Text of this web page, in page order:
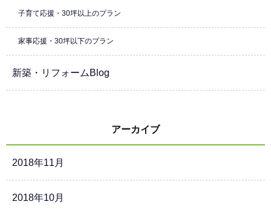
子育て応援・30坪以上のプラン
家事応援・30坪以下のプラン
新築・リフォームBlog
アーカイブ
2018年11月
2018年10月